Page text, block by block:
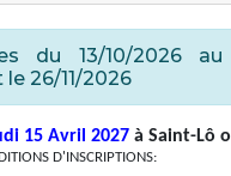
du 13/10/2026 au
26/11/2026
15 Avril 2027à Saint-Lô
D'INSCRIPTIONS: